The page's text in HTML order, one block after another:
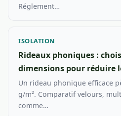
Réglement…
ISOLATION
Rideaux phoniques :
dimensions pour réduire
Un rideau phonique efficace
g/m². Comparatif velours,
comme…